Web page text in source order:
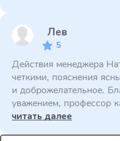
Лев
5
Действия менеджера
четкими, пояснения
и доброжелательное.
уважением, профессор
читать далее